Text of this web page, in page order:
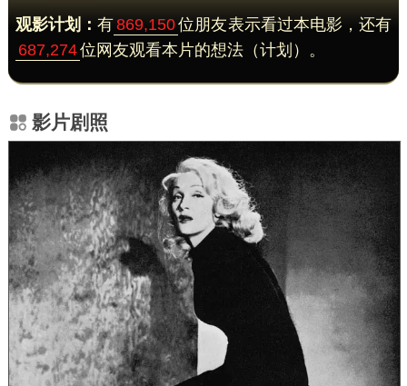
观影计划：有869,150位朋友表示看过本电影，还有
687,274位网友观看本片的想法（计划）。
影片剧照